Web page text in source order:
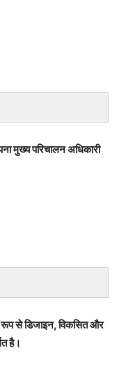
मुख्य परिचालन अधिकारी
रूप से डिजाइन, विकसित और
है।